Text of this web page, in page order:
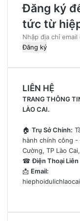
Đăng ký
tức từ
Nhập
địa
email
bạn
LIÊN HỆ
TRANG THÔNG
LÀO CAI.
🏠 Trụ Sở Chính:
hành chính công -
Cường, TP Lào
☎Điện Thoại Liên
📩 Email: